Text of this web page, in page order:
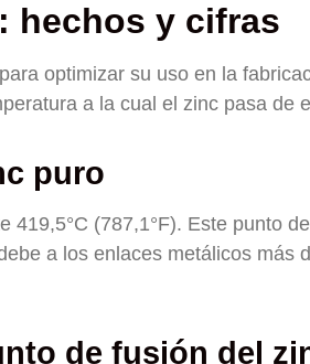
hechos y cifras
optimizar su uso en la
a la cual el zinc pasa de
puro
(787,1°F). Este punto
a los enlaces metálicos más
de fusión del